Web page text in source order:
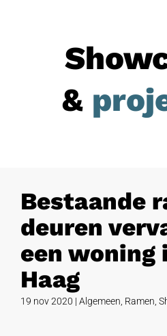
&
Bestaande
deuren
een woning
Haag
19 nov 2020 | Algemeen Ramen